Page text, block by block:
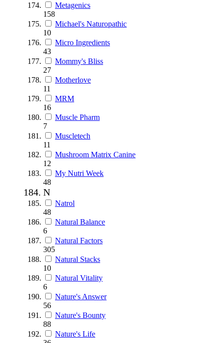
Metagenics
158
Michael's Naturopathic
10
Micro Ingredients
43
Mommy's Bliss
27
Motherlove
11
MRM
16
Muscle Pharm
7
Muscletech
11
Mushroom Matrix Canine
12
My Nutri Week
48
N
Natrol
48
Natural Balance
6
Natural Factors
305
Natural Stacks
10
Natural Vitality
6
Nature's Answer
56
Nature's Bounty
88
Nature's Life